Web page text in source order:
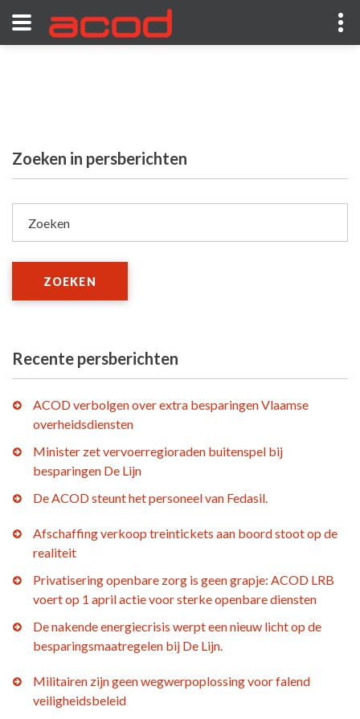
Zoeken in persberichten
Zoeken
ZOEKEN
Recente persberichten
ACOD verbolgen over extra besparingen Vlaamse
overheidsdiensten
Minister zet vervoerregioraden buitenspel bij
besparingen De Lijn
De ACOD steunt het personeel van Fedasil.
Afschaffing verkoop treintickets aan boord stoot op de
realiteit
Privatisering openbare zorg is geen grapje: ACOD LRB
voert op 1 april actie voor sterke openbare diensten
De nakende energiecrisis werpt een nieuw licht op de
besparingsmaatregelen bij De Lijn.
Militairen zijn geen wegwerpoplossing voor falend
veiligheidsbeleid